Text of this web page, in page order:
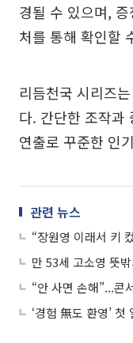
경될 수 있으며,
처를 통해 확인할
리듬천국 시리즈
다. 간단한 조작과
연출로 꾸준한 인
관련 뉴스
“장원영 이래서 키
만 53세 고소영 뜻
“안 사면 손해”...콘
‘경험 無도 환영’ 첫